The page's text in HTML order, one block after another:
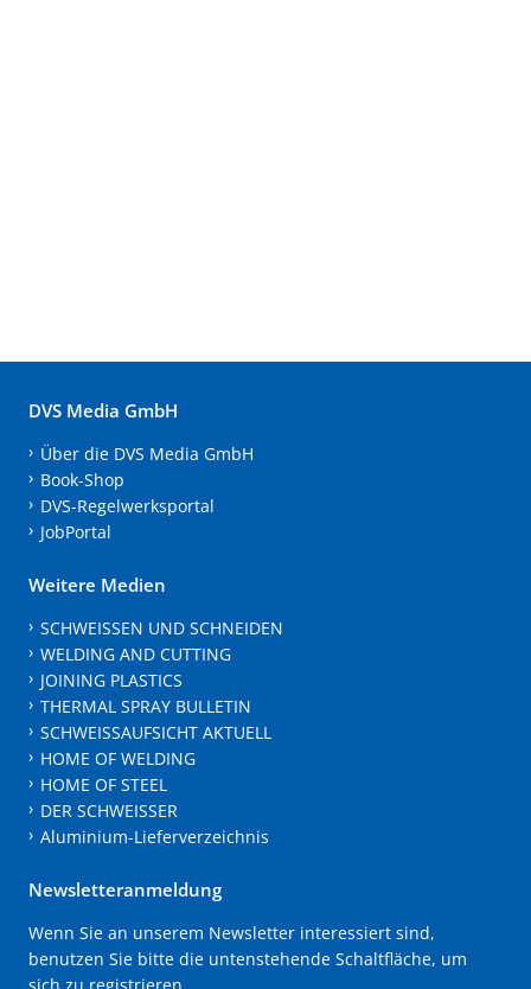
DVS Media GmbH
Über die DVS Media GmbH
Book-Shop
DVS-Regelwerksportal
JobPortal
Weitere Medien
SCHWEISSEN UND SCHNEIDEN
WELDING AND CUTTING
JOINING PLASTICS
THERMAL SPRAY BULLETIN
SCHWEISSAUFSICHT AKTUELL
HOME OF WELDING
HOME OF STEEL
DER SCHWEISSER
Aluminium-Lieferverzeichnis
Newsletteranmeldung
Wenn Sie an unserem Newsletter interessiert sind,
benutzen Sie bitte die untenstehende Schaltfläche, um